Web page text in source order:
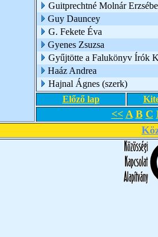
Guitprechtné Molnár
Guy Dauncey
G. Fekete Éva
Gyenes Zsuzsa
Gyűjtötte a Falukönyv Írók
Haáz Andrea
Hajnal Ágnes (szerk)
Előző lap
<< A B C